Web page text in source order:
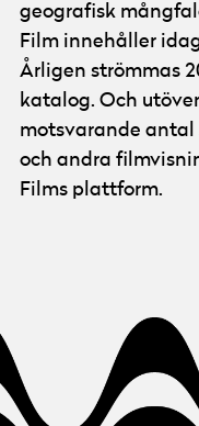
geografisk
Film innehåller
Årligen strömmas
katalog. Och
motsvarande
och andra
Films plattform.